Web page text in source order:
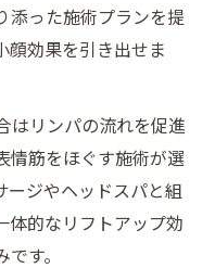
添った施術プランを提
顔効果を引き出せま
はリンパの流れを促進
情筋をほぐす施術が選
ージやヘッドスパと組
体的なリフトアップ効
す。